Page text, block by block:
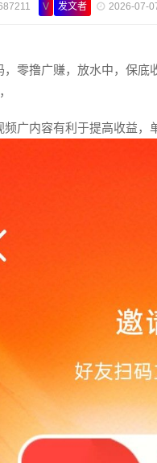
V 发文者 2026-07-
，零撸广赚，放水中，保底
频广内容有利于提高收益